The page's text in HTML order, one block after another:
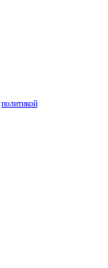
политикой